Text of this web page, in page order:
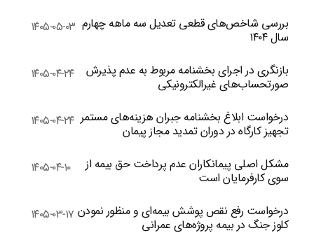
بررسی شاخص‌های قطعی تعدیل سه ماهه چهارم
سال ۱۴۰۴
۱۴۰۵-۰۵-۰۳
بازنگری در اجرای بخشنامه مربوط به عدم پذیرش
صورتحساب‌های غیرالکترونیکی
۱۴۰۵-۰۴-۲۴
درخواست ابلاغ بخشنامه جبران هزینه‌های مستمر
تجهیز کارگاه در دوران تمدید مجاز پیمان
۱۴۰۵-۰۴-۲۴
مشکل اصلی پیمانکاران عدم پرداخت حق بیمه از
سوی کارفرمایان است
۱۴۰۵-۰۴-۱۰
درخواست رفع نقص پوشش بیمه‌ای و منظور نمودن
کلوز جنگ در بیمه پروژه‌های عمرانی
۱۴۰۵-۰۳-۱۷